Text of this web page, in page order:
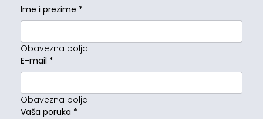
Ime i prezime *
Obavezna polja.
E-mail *
Obavezna polja.
Vaša poruka *